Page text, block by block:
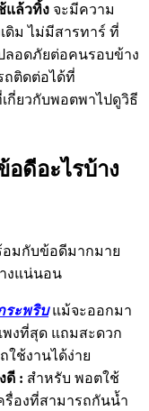
แล้วทิ้ง จะมีความ
ดิม ไม่มีสารทาร์ ที่
ลอดภัยต่อคนรอบข้าง
ถติดต่อได้ที่
กี่ยวกับพอตพาไปดูวิธี
ดีอะไรบ้าง
อมกับข้อดีมากมาย
งแน่นอน
ระพริบแม้จะออกมา
พงที่สุด แถมสะดวก
ใช้งานได้ง่าย
ดี : สำหรับ พอตใช้
รื่องที่สามารถกันน้ำ